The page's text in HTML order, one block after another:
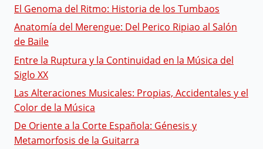
El Genoma del Ritmo: Historia de los Tumbaos
Anatomía del Merengue: Del Perico Ripiao al Salón
de Baile
Entre la Ruptura y la Continuidad en la Música del
Siglo XX
Las Alteraciones Musicales: Propias, Accidentales y el
Color de la Música
De Oriente a la Corte Española: Génesis y
Metamorfosis de la Guitarra